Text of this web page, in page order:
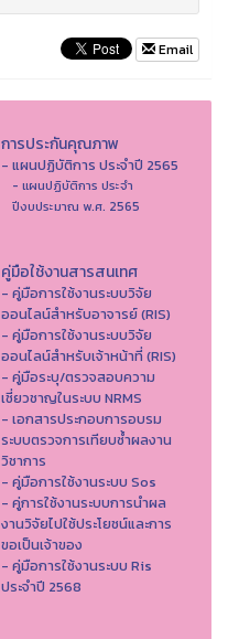
Email
การประกันคุณภาพ
- แผนปฏิบัติการ ประจำปี 2565
- แผนปฏิบัติการ ประจำ
ปีงบประมาณ พ.ศ. 2565
คู่มือใช้งานสารสนเทศ
- คู่มือการใช้งานระบบวิจัย
ออนไลน์สำหรับอาจารย์ (RIS)
- คู่มือการใช้งานระบบวิจัย
ออนไลน์สำหรับเจ้าหน้าที่ (RIS)
- คู่มือระบุ/ตรวจสอบความ
เชี่ยวชาญในระบบ NRMS
- เอกสารประกอบการอบรม
ระบบตรวจการเทียบซ้ำผลงาน
วิชาการ
- คู่มือการใช้งานระบบ Sos
- คู่การใช้งานระบบการนำผล
งานวิจัยไปใช้ประโยชน์และการ
ขอเป็นเจ้าของ
- คู่มือการใช้งานระบบ Ris
ประจำปี 2568